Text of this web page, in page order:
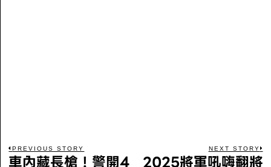
PREVIOUS STORY
車內藏長槍！警開4
NEXT STORY
2025將軍吼嗨翻將